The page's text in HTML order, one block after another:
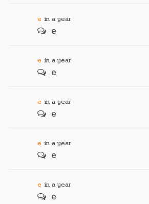
e in a year
e
e in a year
e
e in a year
e
e in a year
e
e in a year
e